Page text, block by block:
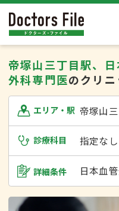
帝塚山三丁目駅、
外科専門医のクリ
エリア・駅 帝塚山
診療科目 指定なし
詳細条件